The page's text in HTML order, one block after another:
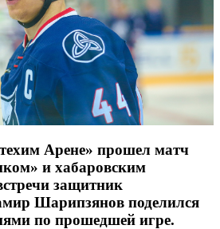
Арене» прошел матч
и хабаровским
защитник
Шарипзянов поделился
по прошедшей игре.